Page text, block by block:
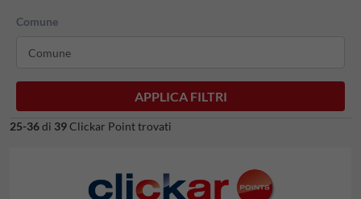
Comune
Comune
APPLICA FILTRI
25-36di 39Clickar Point trovati